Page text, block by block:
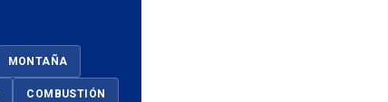
MONTAÑA
COMBUSTIÓN